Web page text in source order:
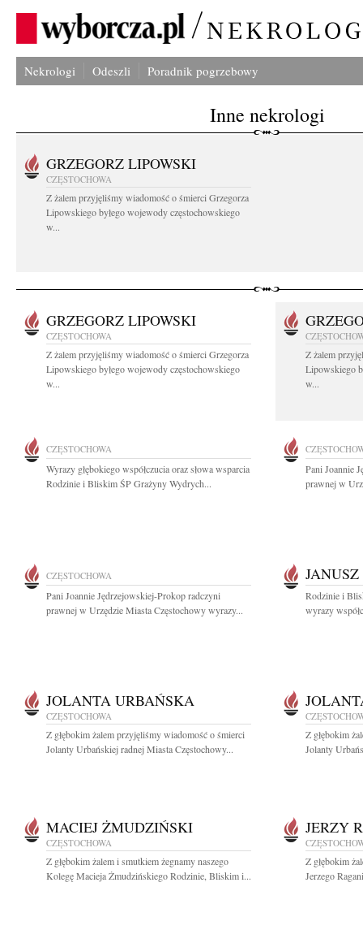
Nekrologi Odeszli Poradnik pogrzebowy
Inne nekrologi
GRZEGORZ LIPOWSKI
CZĘSTOCHOWA
Z żalem przyjęliśmy wiadomość o śmierci Grzegorza
Lipowskiego byłego wojewody częstochowskiego
w...
GRZEGORZ LIPOWSKI
CZĘSTOCHOWA
Z żalem przyjęliśmy wiadomość o śmierci Grzegorza
Lipowskiego byłego wojewody częstochowskiego
w...
Z żalem
Lipowskiego
w...
CZĘSTOCHOWA
Wyrazy głębokiego współczucia oraz słowa wsparcia
Rodzinie i Bliskim ŚP Grażyny Wydrych...
Pani Joannie
prawnej w
CZĘSTOCHOWA
Pani Joannie Jędrzejowskiej-Prokop radczyni
prawnej w Urzędzie Miasta Częstochowy wyrazy...
Rodzinie i
wyrazy
JOLANTA URBAŃSKA
CZĘSTOCHOWA
Z głębokim żalem przyjęliśmy wiadomość o śmierci
Jolanty Urbańskiej radnej Miasta Częstochowy...
Z głębokim
Jolanty
MACIEJ ŻMUDZIŃSKI
CZĘSTOCHOWA
Z głębokim żalem i smutkiem żegnamy naszego
Kolegę Macieja Żmudzińskiego Rodzinie, Bliskim i...
JERZY
Z głębokim
Jerzego